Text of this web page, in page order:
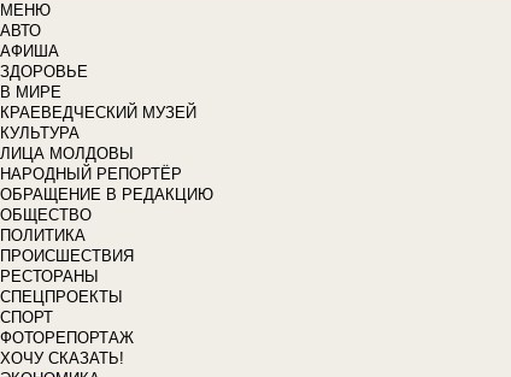
МЕНЮ
АВТО
АФИША
ЗДОРОВЬЕ
В МИРЕ
КРАЕВЕДЧЕСКИЙ МУЗЕЙ
КУЛЬТУРА
ЛИЦА МОЛДОВЫ
НАРОДНЫЙ РЕПОРТЁР
ОБРАЩЕНИЕ В РЕДАКЦИЮ
ОБЩЕСТВО
ПОЛИТИКА
ПРОИСШЕСТВИЯ
РЕСТОРАНЫ
СПЕЦПРОЕКТЫ
СПОРТ
ФОТОРЕПОРТАЖ
ХОЧУ СКАЗАТЬ!